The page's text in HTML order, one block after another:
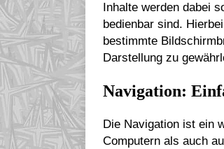
Inhalte werden dabei
bedienbar sind.
bestimmte
Darstellung zu
Navigation:
Die Navigation ist ein
Computern als auch